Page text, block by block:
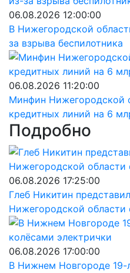
06.08.2026 12:00:00
В Нижегородской
за взрыва беспилотника
06.08.2026 11:20:00
Минфин Нижегородской
кредитных линий на 6
Подробно
06.08.2026 17:25:00
Глеб Никитин
Нижегородской области
06.08.2026 17:00:00
В Нижнем Новгороде 19-